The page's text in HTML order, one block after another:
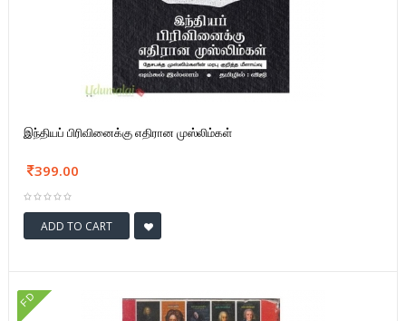
இந்தியப் பிரிவினைக்கு எதிரான முஸ்லிம்கள்
399.00
ADD TO CART
FD